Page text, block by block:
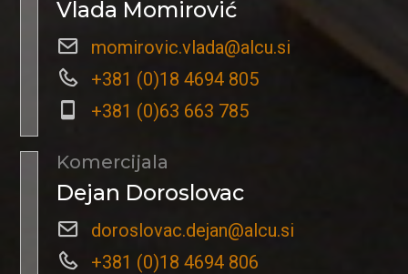
Vlada Momirović
momirovic.vlada@alcu.si
+381 (0)18 4694 805
+381 (0)63 663 785
Komercijala
Dejan Doroslovac
doroslovac.dejan@alcu.si
+381 (0)18 4694 806